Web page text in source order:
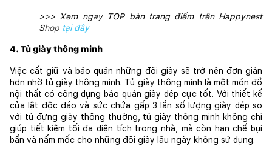
>>> Xem ngay TOP bàn trang điểm trên Happynest
Shop tại đây
4. Tủ giày thông minh
Việc cất giữ và bảo quản những đôi giày sẽ trở nên đơn giản
hơn nhờ tủ giày thông minh. Tủ giày thông minh là một món đồ
nội thất có công dụng bảo quản giày dép cực tốt. Với thiết kế
cửa lật độc đáo và sức chứa gấp 3 lần số lượng giày dép so
với tủ đựng giày thông thường, tủ giày thông minh không chỉ
giúp tiết kiệm tối đa diện tích trong nhà, mà còn hạn chế bụi
bẩn và nấm mốc cho những đôi giày lâu ngày không sử dụng.